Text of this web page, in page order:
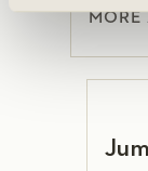
MORE